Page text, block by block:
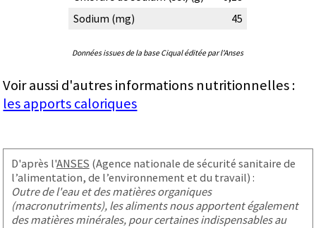
Sodium (mg)
45
Données issues de la base Ciqual éditée par l'Anses
Voir aussi d'autres informations nutritionnelles :
les apports caloriques
D'après l'ANSES (Agence nationale de sécurité sanitaire de
l’alimentation, de l’environnement et du travail) :
Outre de l'eau et des matières organiques
(macronutriments), les aliments nous apportent également
des matières minérales, pour certaines indispensables au